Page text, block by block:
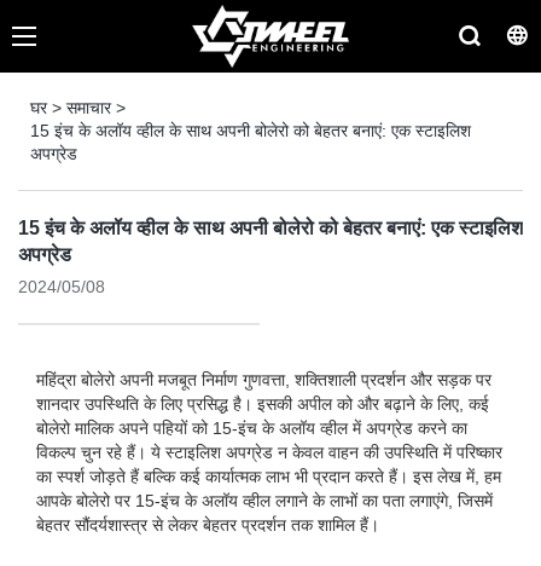
घर> समाचार>
15 इंच के अलॉय व्हील के साथ अपनी बोलेरो को बेहतर बनाएं: एक स्टाइलिश
अपग्रेड
15 इंच के अलॉय व्हील के साथ अपनी बोलेरो को बेहतर बनाएं: एक स्टाइलिश
अपग्रेड
2024/05/08
महिंद्रा बोलेरो अपनी मजबूत निर्माण गुणवत्ता, शक्तिशाली प्रदर्शन और सड़क पर
शानदार उपस्थिति के लिए प्रसिद्ध है। इसकी अपील को और बढ़ाने के लिए, कई
बोलेरो मालिक अपने पहियों को 15-इंच के अलॉय व्हील में अपग्रेड करने का
विकल्प चुन रहे हैं। ये स्टाइलिश अपग्रेड न केवल वाहन की उपस्थिति में परिष्कार
का स्पर्श जोड़ते हैं बल्कि कई कार्यात्मक लाभ भी प्रदान करते हैं। इस लेख में, हम
आपके बोलेरो पर 15-इंच के अलॉय व्हील लगाने के लाभों का पता लगाएंगे, जिसमें
बेहतर सौंदर्यशास्त्र से लेकर बेहतर प्रदर्शन तक शामिल हैं।